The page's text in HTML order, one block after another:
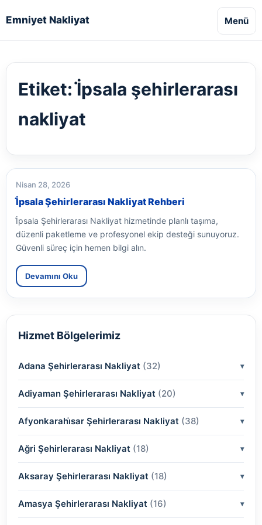
Emniyet Nakliyat Menü
Etiket:İ̇psala şehirlerarası
nakliyat
Nisan 28, 2026
İ̇psala Şehirlerarası Nakliyat Rehberi
İ̇psala Şehirlerarası Nakliyat hizmetinde planlı taşıma,
düzenli paketleme ve profesyonel ekip desteği sunuyoruz.
Güvenli süreç için hemen bilgi alın.
Devamını Oku
Hizmet Bölgelerimiz
Adana Şehirlerarası Nakliyat (32)
(2)
(2)
(2)
(2)
(2)
Adiyaman Şehirlerarası Nakliyat (20)
(2)
(2)
(2)
(2)
Afyonkarahi̇sar Şehirlerarası Nakliyat (38)
(2)
(2)
(2)
Ağri Şehirlerarası Nakliyat (18)
(2)
(2)
Aksaray Şehirlerarası Nakliyat (18)
(2)
Amasya Şehirlerarası Nakliyat (16)